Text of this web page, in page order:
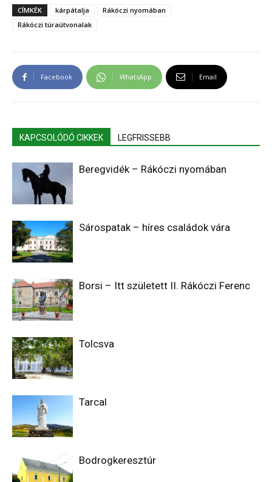
CÍMKÉK kárpátalja
Rákóczi nyomában
Rákóczi túraútvonalak
Facebook WhatsApp Email
KAPCSOLÓDÓ CIKKEK LEGFRISSEBB
Beregvidék – Rákóczi nyomában
Sárospatak – híres családok vára
Borsi – Itt született II. Rákóczi Ferenc
Tolcsva
Tarcal
Bodrogkeresztúr